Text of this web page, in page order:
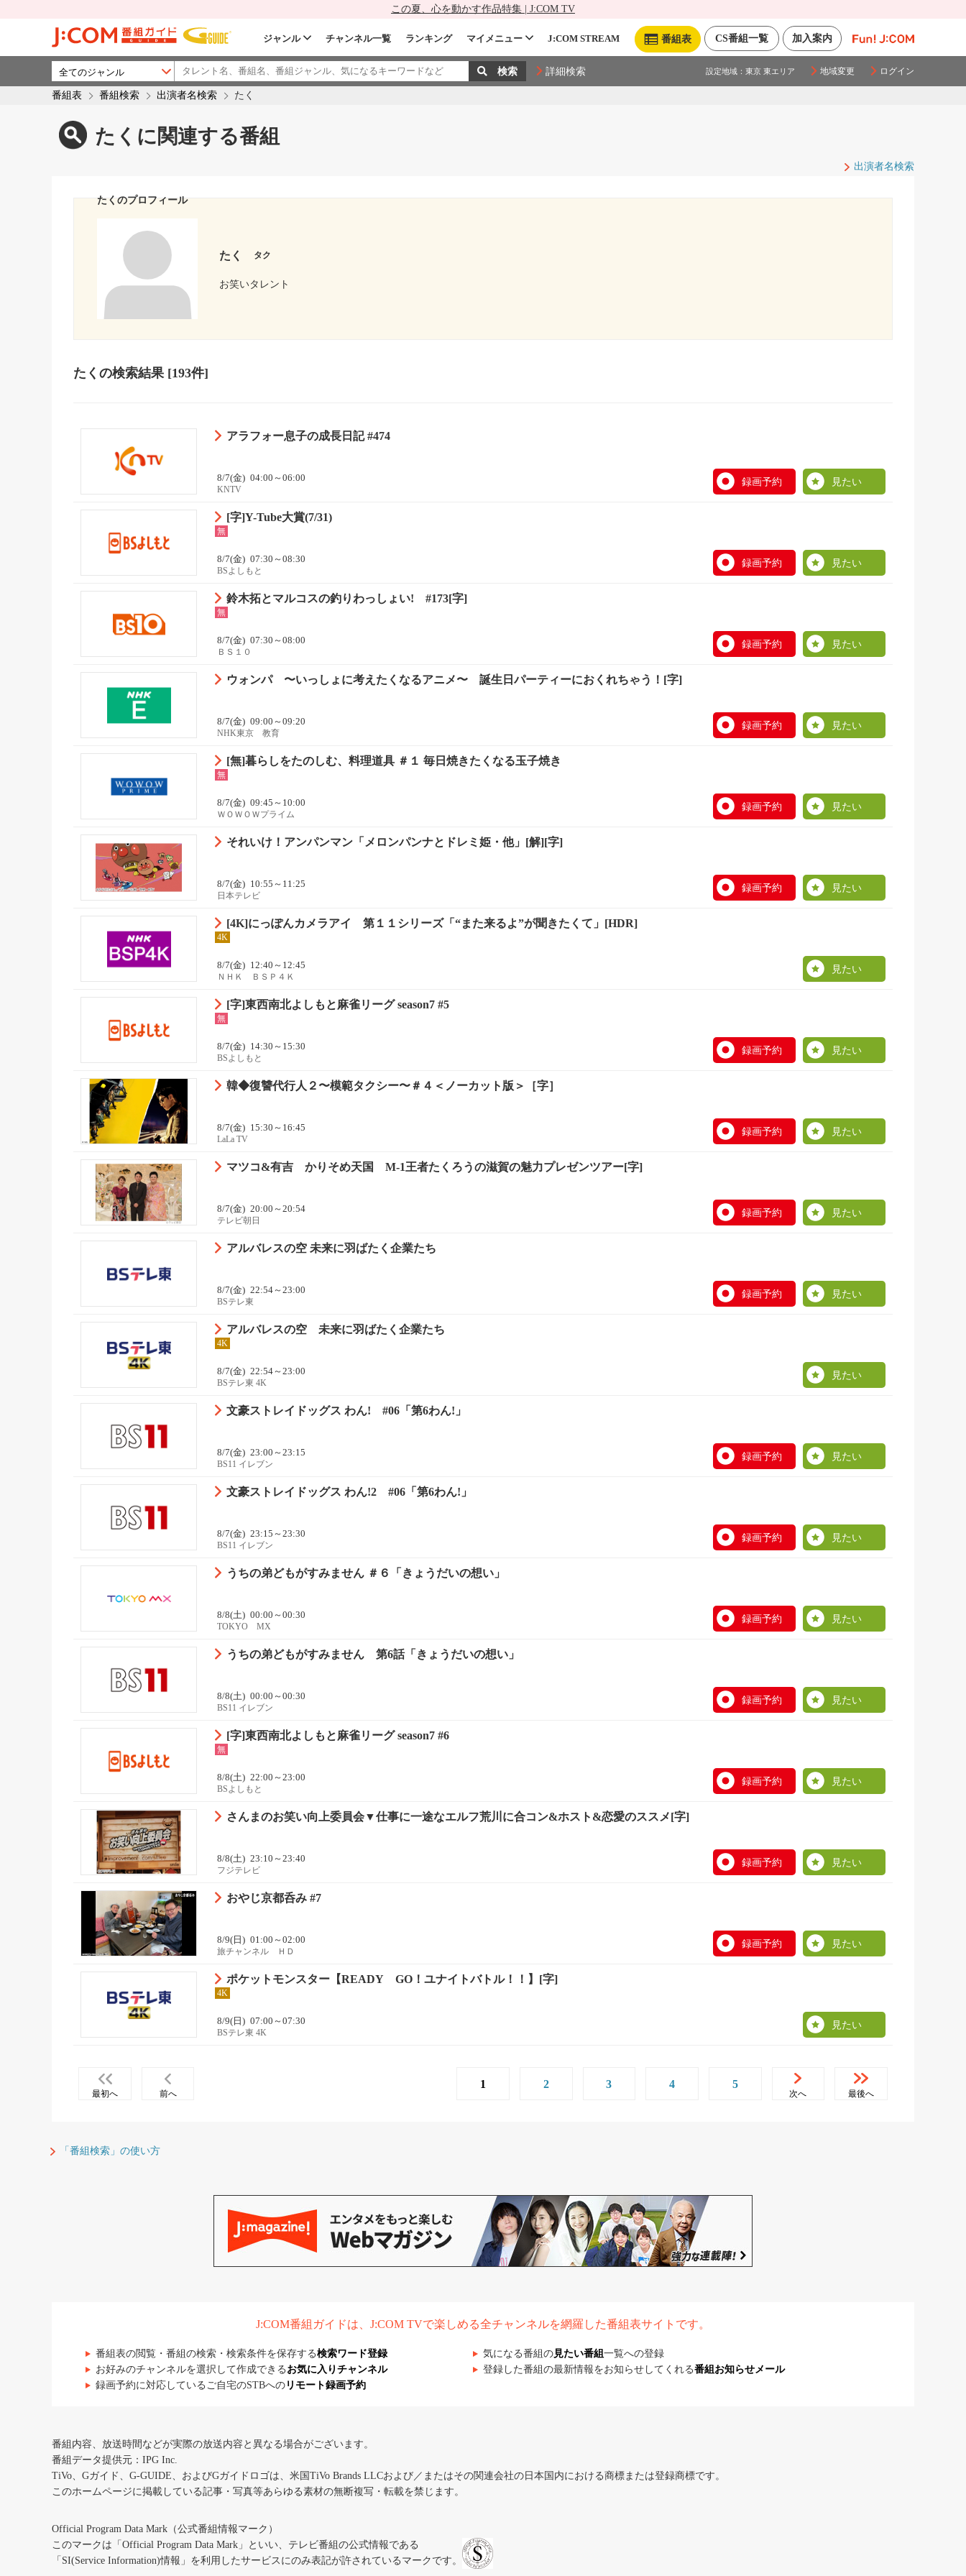
この夏、心を動かす作品特集 | J:COM TV
加入案内
CS番組一覧
番組表
ジャンル チャンネル一覧 ランキング マイメニュー J:COM STREAM
詳細検索 設定地域： 東京 東エリア 地域変更 ログイン
番組表 番組検索 出演者名検索 たく
たくに関連する番組
出演者名検索
たくのプロフィール
たく タク
お笑いタレント
たく の検索結果[193件]
アラフォー息子の成長日記 #474
8/7(金) 04:00～06:00
KNTV
録画予約 見たい
[字]Y-Tube大賞(7/31)
無
8/7(金) 07:30～08:30
BSよしもと
録画予約 見たい
鈴木拓とマルコスの釣りわっしょい! #173[字]
無
8/7(金) 07:30～08:00
ＢＳ１０
録画予約 見たい
ウォンパ 〜いっしょに考えたくなるアニメ〜 誕生日パーティーにおくれちゃう！[字]
8/7(金) 09:00～09:20
NHK東京 教育
録画予約 見たい
[無]暮らしをたのしむ、料理道具 ＃１ 毎日焼きたくなる玉子焼き
無
8/7(金) 09:45～10:00
ＷＯＷＯＷプライム
録画予約 見たい
それいけ！アンパンマン「メロンパンナとドレミ姫・他」[解][字]
8/7(金) 10:55～11:25
日本テレビ
録画予約 見たい
[4K]にっぽんカメラアイ 第１１シリーズ「“また来るよ”が聞きたくて」[HDR]
4K
8/7(金) 12:40～12:45
ＮＨＫ ＢＳＰ４Ｋ
見たい
[字]東西南北よしもと麻雀リーグ season7 #5
無
8/7(金) 14:30～15:30
BSよしもと
録画予約 見たい
韓◆復讐代行人２〜模範タクシー〜＃４＜ノーカット版＞［字］
8/7(金) 15:30～16:45
LaLa TV
録画予約 見たい
マツコ&有吉 かりそめ天国 M-1王者たくろうの滋賀の魅力プレゼンツアー[字]
8/7(金) 20:00～20:54
テレビ朝日
録画予約 見たい
アルバレスの空 未来に羽ばたく企業たち
8/7(金) 22:54～23:00
BSテレ東
録画予約 見たい
アルバレスの空 未来に羽ばたく企業たち
4K
8/7(金) 22:54～23:00
BSテレ東 4K
見たい
文豪ストレイドッグス わん! #06「第6わん!」
8/7(金) 23:00～23:15
BS11 イレブン
録画予約 見たい
文豪ストレイドッグス わん!2 #06「第6わん!」
8/7(金) 23:15～23:30
BS11 イレブン
録画予約 見たい
うちの弟どもがすみません ＃６「きょうだいの想い」
8/8(土) 00:00～00:30
TOKYO MX
録画予約 見たい
うちの弟どもがすみません 第6話「きょうだいの想い」
8/8(土) 00:00～00:30
BS11 イレブン
録画予約 見たい
[字]東西南北よしもと麻雀リーグ season7 #6
無
8/8(土) 22:00～23:00
BSよしもと
録画予約 見たい
さんまのお笑い向上委員会▼仕事に一途なエルフ荒川に合コン&ホスト&恋愛のススメ[字]
8/8(土) 23:10～23:40
フジテレビ
録画予約 見たい
おやじ京都呑み #7
8/9(日) 01:00～02:00
旅チャンネル ＨＤ
録画予約 見たい
ポケットモンスター【READY GO！ユナイトバトル！！】[字]
4K
8/9(日) 07:00～07:30
BSテレ東 4K
見たい
最初へ 前へ
1 2 3 4 5
次へ 最後へ
「番組検索」の使い方
J:COM番組ガイドは、J:COM TVで楽しめる全チャンネルを網羅した番組表サイトです。
番組表の閲覧・番組の検索・検索条件を保存する検索ワード登録 気になる番組の見たい番組 一覧への登録
お好みのチャンネルを選択して作成できる お気に入りチャンネル 登録した番組の最新情報をお知らせしてくれる番組お知らせメール
録画予約に対応しているご自宅のSTBへの リモート録画予約
番組内容、放送時間などが実際の放送内容と異なる場合がございます。
番組データ提供元：IPG Inc.
TiVo、Gガイド、G-GUIDE、およびGガイドロゴは、米国TiVo Brands LLCおよび／またはその関連会社の日本国内における商標または登録商標です。
このホームページに掲載している記事・写真等あらゆる素材の無断複写・転載を禁じます。
Official Program Data Mark（公式番組情報マーク）
このマークは「Official Program Data Mark」といい、テレビ番組の公式情報である
「SI(Service Information)情報」を利用したサービスにのみ表記が許されているマークです。